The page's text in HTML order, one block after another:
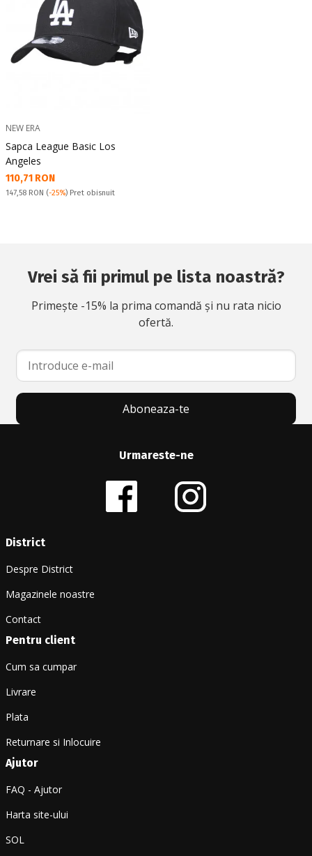
NEW ERA
Sapca League Basic Los
Angeles
Текуща цена:
110,71 RON
Pret obisnuit:
147,58 RON (-25%) Pret obisnuit
Vrei să fii primul pe lista noastră?
Primește -15% la prima comandă și nu rata nicio
ofertă.
Aboneaza-te
Urmareste-ne
District
Despre District
Magazinele noastre
Contact
Pentru client
Cum sa cumpar
Livrare
Plata
Returnare si Inlocuire
Ajutor
FAQ - Ajutor
Harta site-ului
SOL